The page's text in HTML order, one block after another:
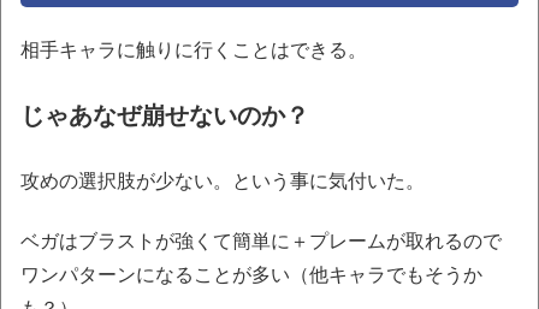
相手キャラに触りに行くことはできる。
じゃあなぜ崩せないのか？
攻めの選択肢が少ない。という事に気付いた。
ベガはブラストが強くて簡単に＋プレームが取れるので
ワンパターンになることが多い（他キャラでもそうか